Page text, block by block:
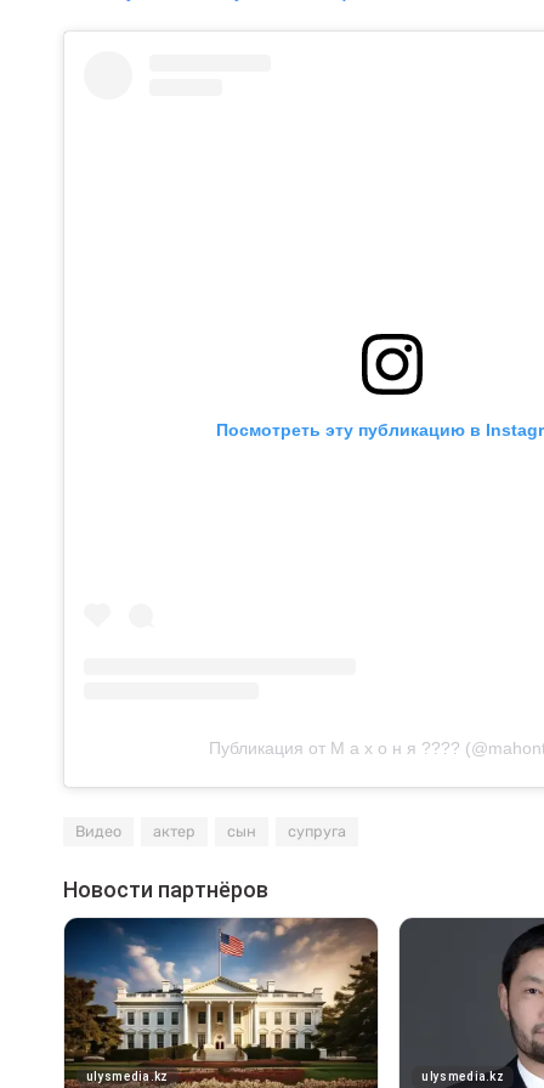
Посмотреть эту публикацию в
Публикация от М а х о н я ????
Видео актер сын супруга